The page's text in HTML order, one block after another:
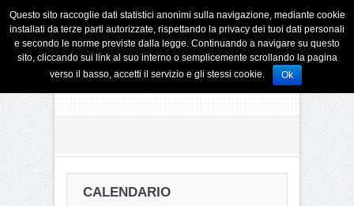
CALENDARIO
Questo sito raccoglie dati statistici anonimi sulla navigazione, mediante cookie
installati da terze parti autorizzate, rispettando la privacy dei tuoi dati personali
e secondo le norme previste dalla legge. Continuando a navigare su questo
sito, cliccando sui link al suo interno o semplicemente scrollando la pagina
verso il basso, accetti il servizio e gli stessi cookie.
Ok